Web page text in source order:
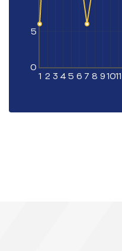
1 2 3 4 5 6 7 8 9 1011
0
5